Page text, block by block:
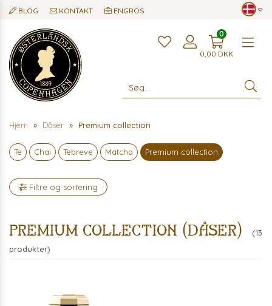
BLOG KONTAKT ENGROS
0,00 DKK
0
Hjem Dåser Premium collection
Te Chai Tebreve Matcha Premium collection
Filtre og sortering
Premium collection (dåser)
(13
produkter)